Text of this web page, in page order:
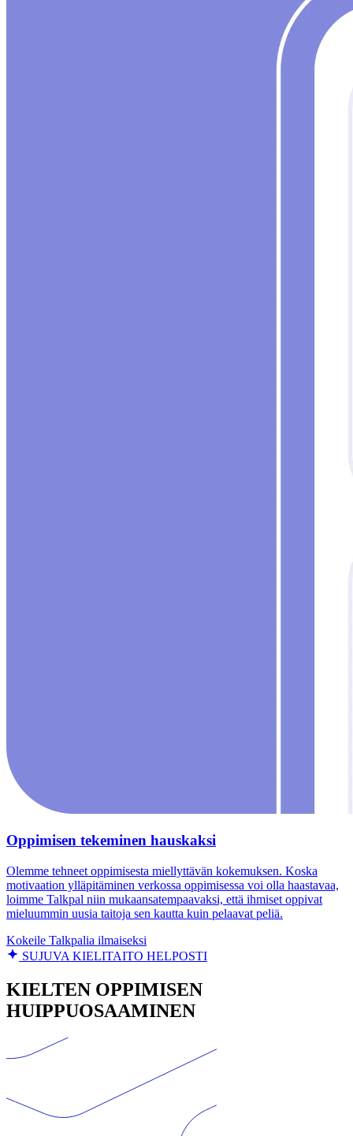
Oppimisen tekeminen hauskaksi
Olemme tehneet oppimisesta miellyttävän kokemuksen. Koska
motivaation ylläpitäminen verkossa oppimisessa voi olla haastavaa,
loimme Talkpal niin mukaansatempaavaksi, että ihmiset oppivat
mieluummin uusia taitoja sen kautta kuin pelaavat peliä.
Kokeile Talkpalia ilmaiseksi
SUJUVA KIELITAITO HELPOSTI
KIELTEN OPPIMISEN
HUIPPUOSAAMINEN